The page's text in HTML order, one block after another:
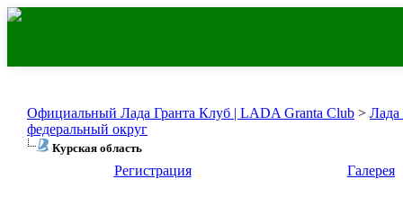
Официальный Лада Гранта Клуб | LADA Granta Club > Лада
федеральный округ
Курская область
Регистрация Галерея